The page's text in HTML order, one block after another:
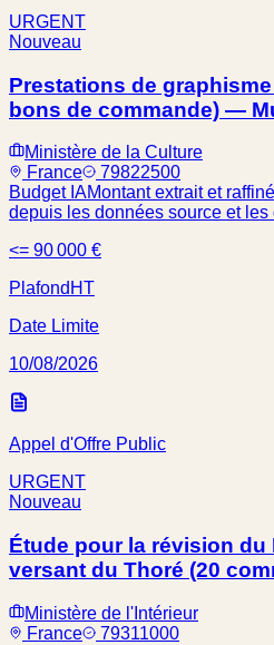
URGENT
Nouveau
Prestations de
bons de commande) —
Ministère de la Culture
France
79822500
Budget IAMontant extrait et
depuis les données source et les
<= 90 000 €
Plafond HT
Date Limite
10/08/2026
Appel d'Offre Public
URGENT
Nouveau
Étude pour la révision du
versant du Thoré (20
Ministère de l'Intérieur
France
79311000